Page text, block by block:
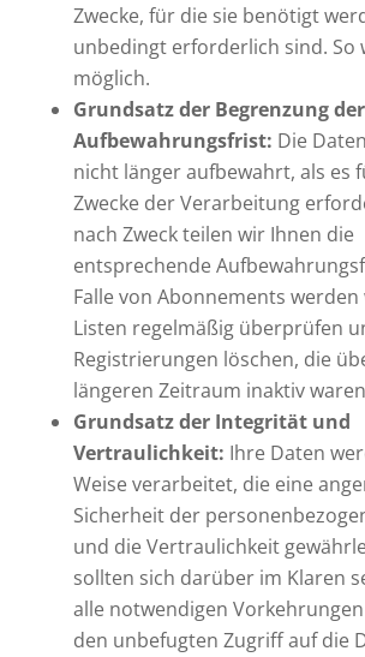
Zwecke, für die sie benötigt
unbedingt erforderlich sind. So
möglich.
Grundsatz der Begrenzung der
Aufbewahrungsfrist: Die
nicht länger aufbewahrt, als es
Zwecke der Verarbeitung
nach Zweck teilen wir Ihnen die
entsprechende
Falle von Abonnements
Listen regelmäßig überprüfen
Registrierungen löschen, die
längeren Zeitraum inaktiv
Grundsatz der Integrität und
Vertraulichkeit: Ihre Daten
Weise verarbeitet, die eine
Sicherheit der
und die Vertraulichkeit
sollten sich darüber im Klaren
alle notwendigen
den unbefugten Zugriff auf die